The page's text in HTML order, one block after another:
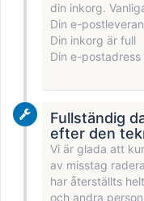
din inkorg.
Din e-
Din inkorg är full
Din e-
Fullständig
efter den
Vi är glada att
av misstag
har återställts
och andra